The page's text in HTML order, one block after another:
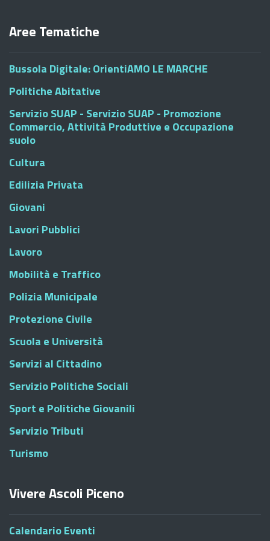
Aree Tematiche
Bussola Digitale: OrientiAMO LE MARCHE
Politiche Abitative
Servizio SUAP - Servizio SUAP - Promozione
Commercio, Attività Produttive e Occupazione
suolo
Cultura
Edilizia Privata
Giovani
Lavori Pubblici
Lavoro
Mobilità e Traffico
Polizia Municipale
Protezione Civile
Scuola e Università
Servizi al Cittadino
Servizio Politiche Sociali
Sport e Politiche Giovanili
Servizio Tributi
Turismo
Vivere Ascoli Piceno
Calendario Eventi